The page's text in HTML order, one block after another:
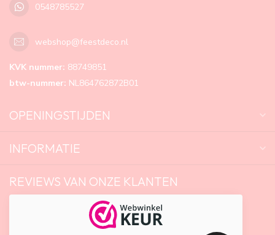
0548785527
webshop@feestdeco.nl
KVK nummer: 88749851
btw-nummer: NL864762872B01
OPENINGSTIJDEN
INFORMATIE
REVIEWS VAN ONZE KLANTEN